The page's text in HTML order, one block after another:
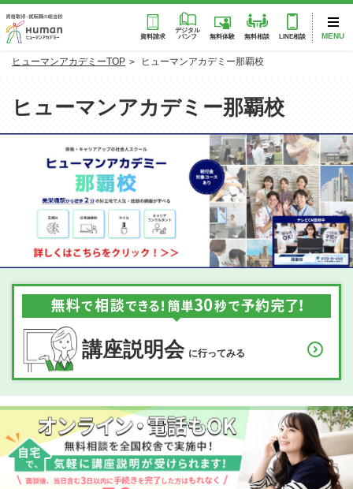
資料請求
デジタル
パンフ
無料体験 無料相談 LINE相談 MENU
ヒューマンアカデミーTOP ヒューマンアカデミー那覇校
ヒューマンアカデミー那覇校
講座説明会 に行ってみる